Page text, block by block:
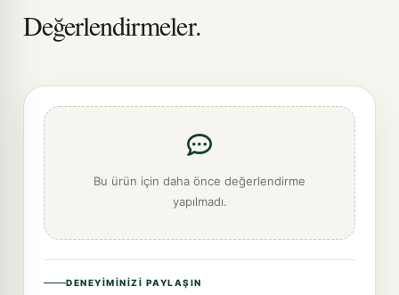
Değerlendirmeler.
Bu ürün için daha önce değerlendirme
yapılmadı.
DENEYIMINIZI PAYLAŞIN